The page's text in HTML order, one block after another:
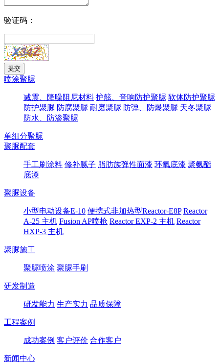
验证码：
喷涂聚脲
减震、降噪阻尼材料 护舷、音响防护聚脲 软体防护聚脲
防护聚脲 防腐聚脲 耐磨聚脲 防弹、防爆聚脲 天冬聚脲
防水、防渗聚脲
单组分聚脲
聚脲配套
手工刷涂料 修补腻子 脂肪族弹性面漆 环氧底漆 聚氨酯
底漆
聚脲设备
小型电动设备E-10 便携式非加热型Reactor-E8P Reactor
A-25 主机 Fusion AP喷枪 Reactor EXP-2 主机 Reactor
HXP-3 主机
聚脲施工
聚脲喷涂 聚脲手刷
研发制造
研发能力 生产实力 品质保障
工程案例
成功案例 客户评价 合作客户
新闻中心